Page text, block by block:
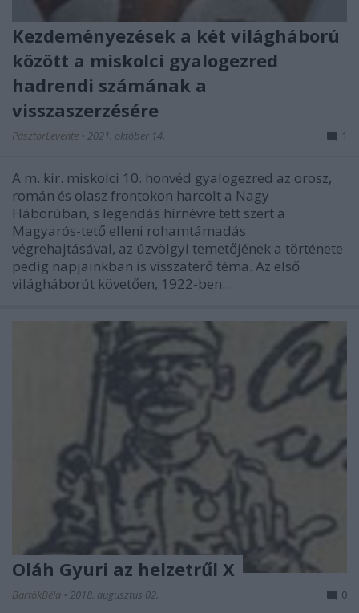
Kezdeményezések a két világháború
között a miskolci gyalogezred
hadrendi számának a
visszaszerzésére
PásztorLevente • 2021. október 14. 1
A m. kir. miskolci 10. honvéd gyalogezred az orosz,
román és olasz frontokon harcolt a Nagy
Háborúban, s legendás hírnévre tett szert a
Magyarós-tető elleni rohamtámadás
végrehajtásával, az úzvölgyi temetőjének a története
pedig napjainkban is visszatérő téma. Az első
világháborút követően, 1922-ben…
Oláh Gyuri az helzetrűl X
BartókBéla • 2018. augusztus 02. 0